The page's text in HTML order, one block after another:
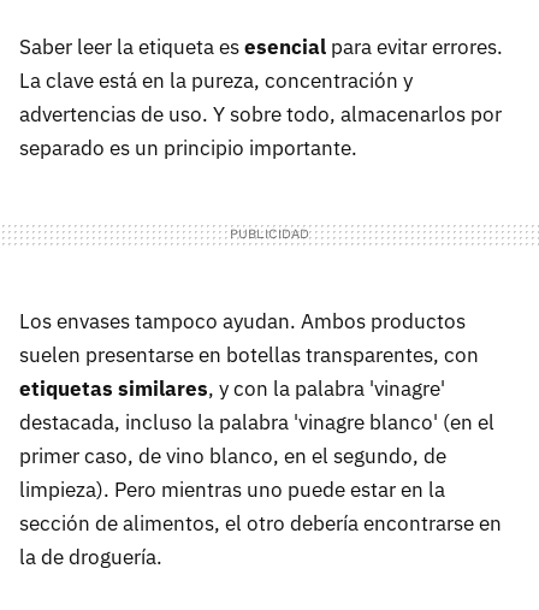
3.1. Limpiar cristales
3.2. Desinfectar superficies
3.3. Quitar restos de cal del baño
Saber leer la etiqueta esesencial para evitar errores.
La clave está en la pureza, concentración y
advertencias de uso. Y sobre todo, almacenarlos por
separado es un principio importante.
Los envases tampoco ayudan. Ambos productos
suelen presentarse en botellas transparentes, con
etiquetas similares, y con la palabra 'vinagre'
destacada, incluso la palabra 'vinagre blanco' (en el
primer caso, de vino blanco, en el segundo, de
limpieza). Pero mientras uno puede estar en la
sección de alimentos, el otro debería encontrarse en
la de droguería.